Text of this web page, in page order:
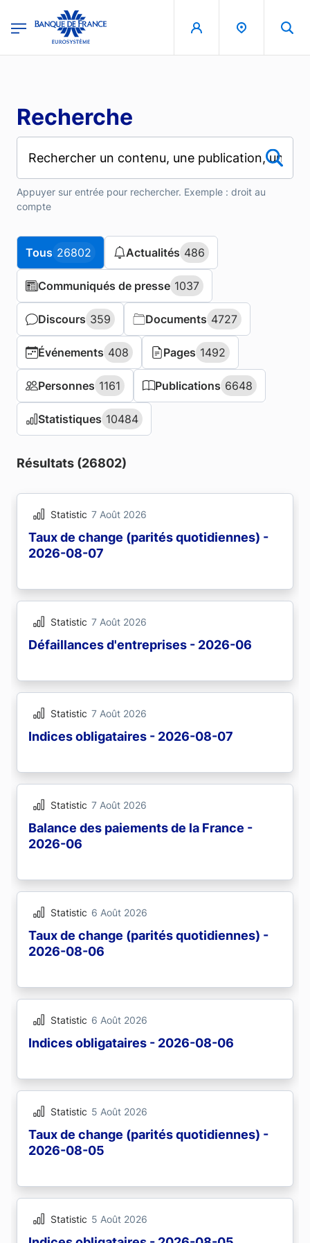
Recherche
Appuyer sur entrée pour rechercher. Exemple : droit au
compte
Tous 26802
Tous 26802 Actualités 486
Actualités 486
Communiqués de presse 1037
Communiqués de presse 1037
Discours 359
Discours 359 Documents 4727
Documents 4727
Événements 408
Événements 408 Pages 1492
Pages 1492
Personnes 1161
Personnes 1161 Publications 6648
Publications 6648
Statistiques 10484
Statistiques 10484
Résultats (26802)
Statistic 7 Août 2026
Taux de change (parités quotidiennes) -
2026-08-07
Statistic 7 Août 2026
Défaillances d'entreprises - 2026-06
Statistic 7 Août 2026
Indices obligataires - 2026-08-07
Statistic 7 Août 2026
Balance des paiements de la France -
2026-06
Statistic 6 Août 2026
Taux de change (parités quotidiennes) -
2026-08-06
Statistic 6 Août 2026
Indices obligataires - 2026-08-06
Statistic 5 Août 2026
Taux de change (parités quotidiennes) -
2026-08-05
Statistic 5 Août 2026